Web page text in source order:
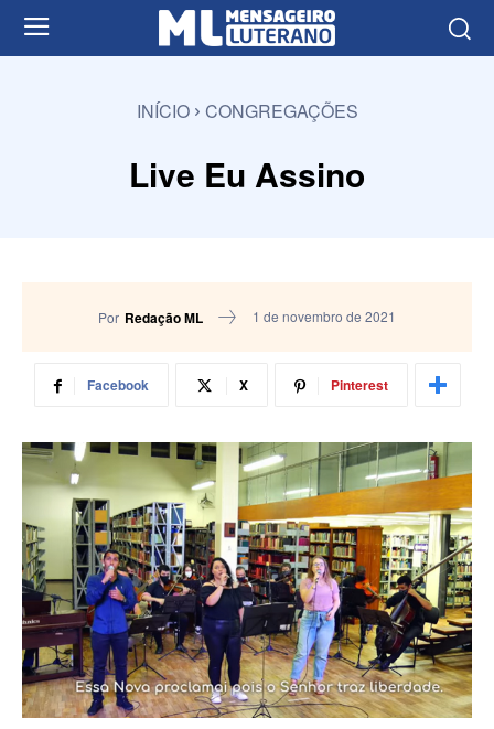
INÍCIO CONGREGAÇÕES
Live Eu Assino
Por Redação ML 1 de novembro de 2021
Facebook X Pinterest